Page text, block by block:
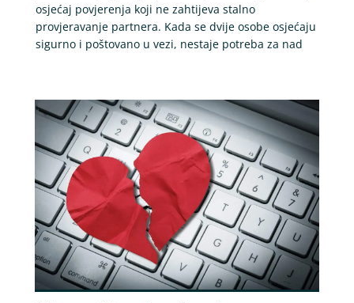
osjećaj povjerenja koji ne zahtijeva stalno
provjeravanje partnera. Kada se dvije osobe osjećaju
sigurno i poštovano u vezi, nestaje potreba za nad